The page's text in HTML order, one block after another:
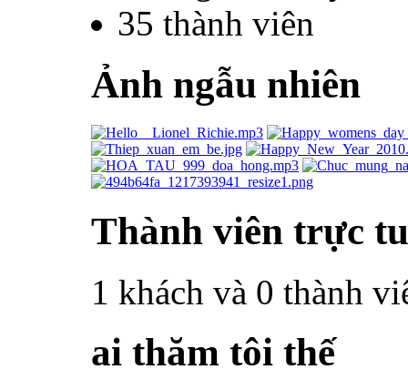
35 thành viên
Ảnh ngẫu nhiên
Thành viên trực
1 khách và 0 thành
ai thăm tôi thế